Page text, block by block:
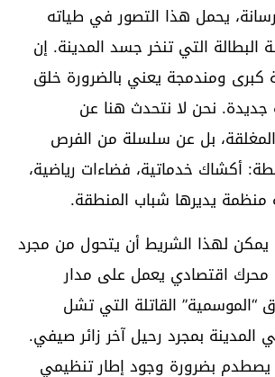
يحمل هذا التصور في طياته
البطالة التي تنخر جسد المدينة. إن
كبرى ومندمجة يعني بالضرورة خلق
جديدة. نحن لا نتحدث هنا عن
المغلقة، بل عن سلسلة من الفرص
أكشاك خدماتية، فضاءات رياضية،
يديرها شباب المنطقة.
لهذا الشريط أن يتحول من مجرد
اقتصادي يعمل على مدار
“الموسمية” القاتلة التي تشل
المدينة بمجرد رحيل آخر زائر صيفي.
بضرورة وجود إطار تنظيمي